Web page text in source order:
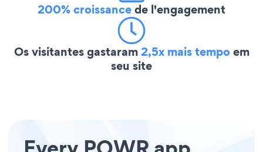
200% croissancede l'engagement
Os visitantes gastaram2,5x mais tempoem
seu site